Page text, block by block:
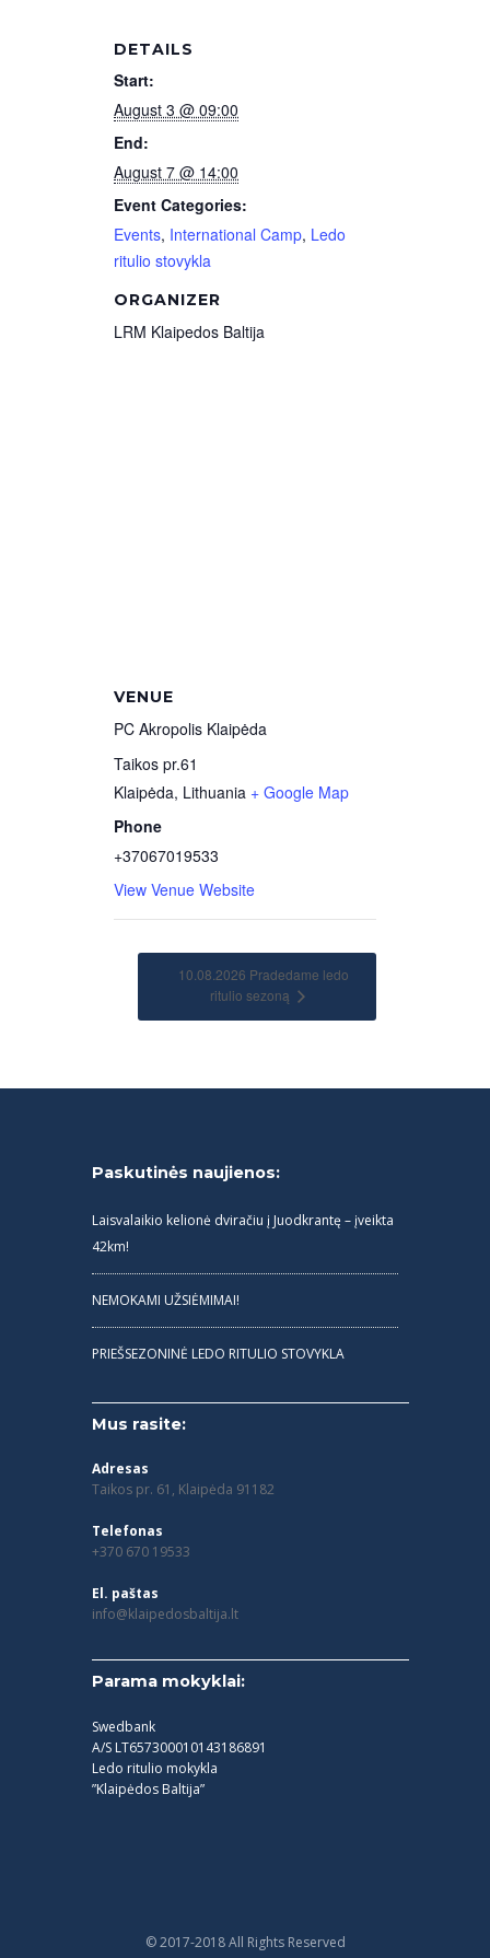
DETAILS
Start:
August 3 @ 09:00
End:
August 7 @ 14:00
Event Categories:
Events, International Camp, Ledo
ritulio stovykla
ORGANIZER
LRM Klaipedos Baltija
VENUE
PC Akropolis Klaipėda
Taikos pr.61
Klaipėda, Lithuania + Google Map
Phone
+37067019533
View Venue Website
10.08.2026 Pradedame ledo
ritulio sezoną
Paskutinės naujienos:
Laisvalaikio kelionė dviračiu į Juodkrantę – įveikta
42km!
NEMOKAMI UŽSIĖMIMAI!
PRIEŠSEZONINĖ LEDO RITULIO STOVYKLA
Mus rasite:
Adresas
Taikos pr. 61, Klaipėda 91182
Telefonas
+370 670 19533
El. paštas
info@klaipedosbaltija.lt
Parama mokyklai:
Swedbank
A/S LT657300010143186891
Ledo ritulio mokykla
”Klaipėdos Baltija”
© 2017-2018 All Rights Reserved